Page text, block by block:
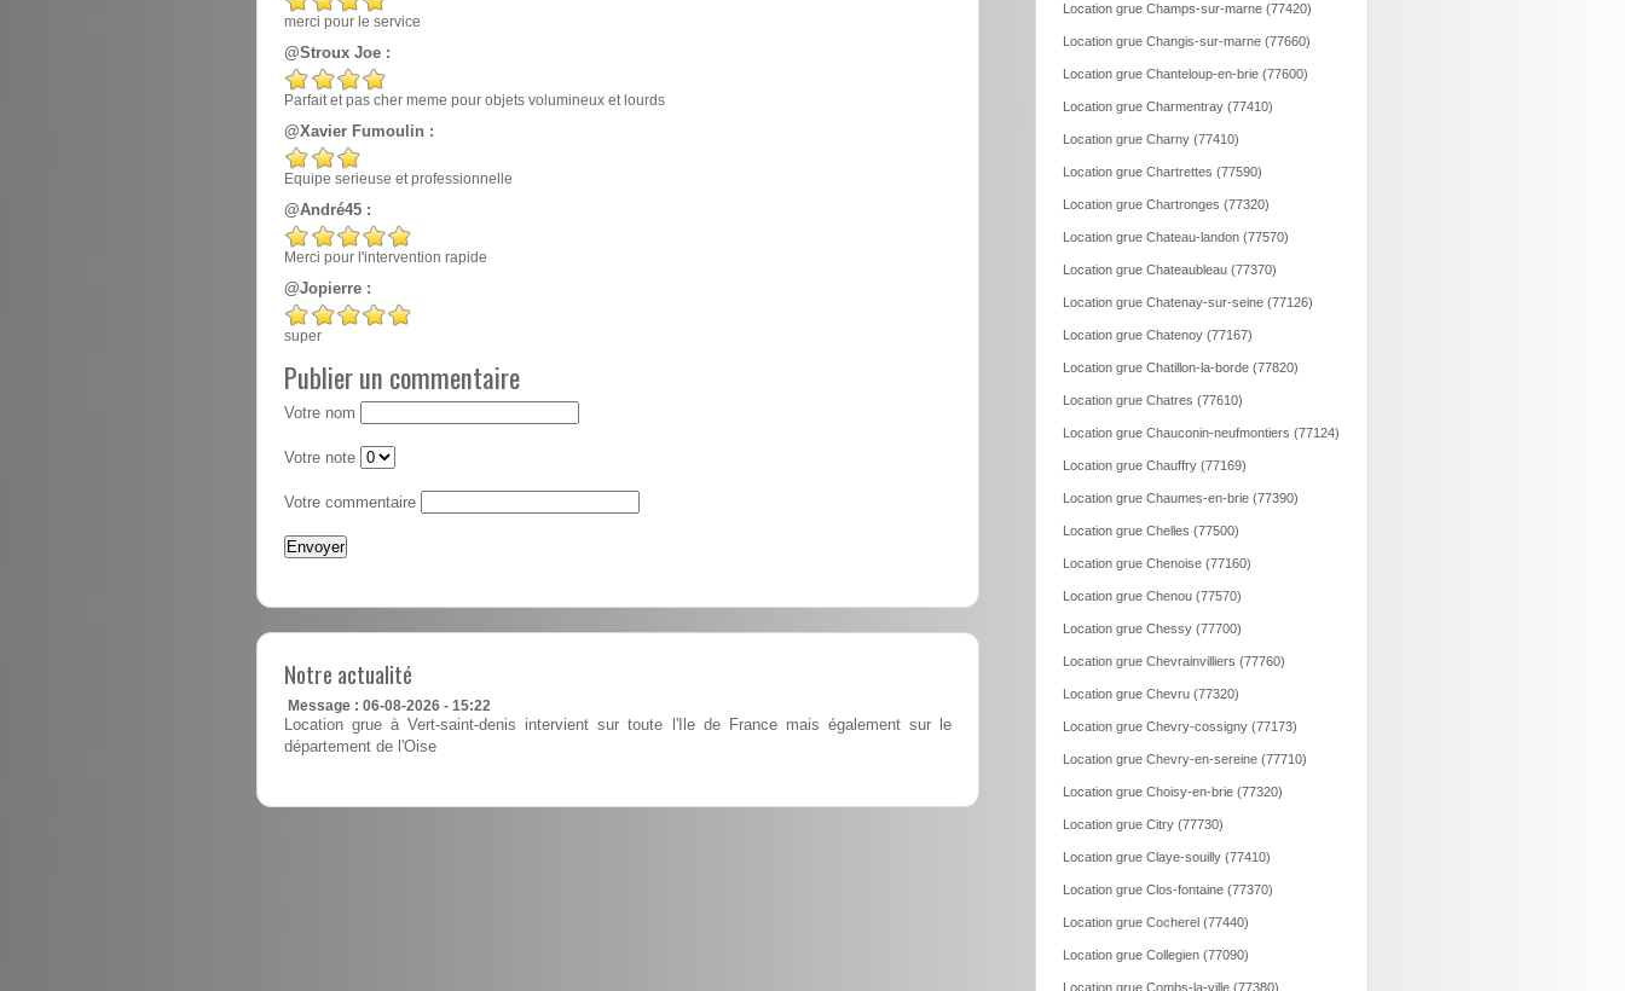
merci pour le service
@Stroux Joe :
Parfait et pas cher meme pour objets volumineux et lourds
@Xavier Fumoulin :
Equipe serieuse et professionnelle
@André45 :
Merci pour l'intervention rapide
@Jopierre :
super
Publier un commentaire
Votre nom
Votre note
Votre commentaire
Notre actualité
Message : 06-08-2026 - 15:22
Location grue à Vert-saint-denis intervient sur toute l'Ile de France mais également sur le
département de l'Oise
Location grue Champs-sur-marne (77420)
Location grue Changis-sur-marne (77660)
Location grue Chanteloup-en-brie (77600)
Location grue Charmentray (77410)
Location grue Charny (77410)
Location grue Chartrettes (77590)
Location grue Chartronges (77320)
Location grue Chateau-landon (77570)
Location grue Chateaubleau (77370)
Location grue Chatenay-sur-seine (77126)
Location grue Chatenoy (77167)
Location grue Chatillon-la-borde (77820)
Location grue Chatres (77610)
Location grue Chauconin-neufmontiers (77124)
Location grue Chauffry (77169)
Location grue Chaumes-en-brie (77390)
Location grue Chelles (77500)
Location grue Chenoise (77160)
Location grue Chenou (77570)
Location grue Chessy (77700)
Location grue Chevrainvilliers (77760)
Location grue Chevru (77320)
Location grue Chevry-cossigny (77173)
Location grue Chevry-en-sereine (77710)
Location grue Choisy-en-brie (77320)
Location grue Citry (77730)
Location grue Claye-souilly (77410)
Location grue Clos-fontaine (77370)
Location grue Cocherel (77440)
Location grue Collegien (77090)
Location grue Combs-la-ville (77380)